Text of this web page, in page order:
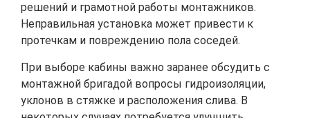
решений и грамотной работы монтажников.
Неправильная установка может привести к
протечкам и повреждению пола соседей.
При выборе кабины важно заранее обсудить с
монтажной бригадой вопросы гидроизоляции,
уклонов в стяжке и расположения слива. В